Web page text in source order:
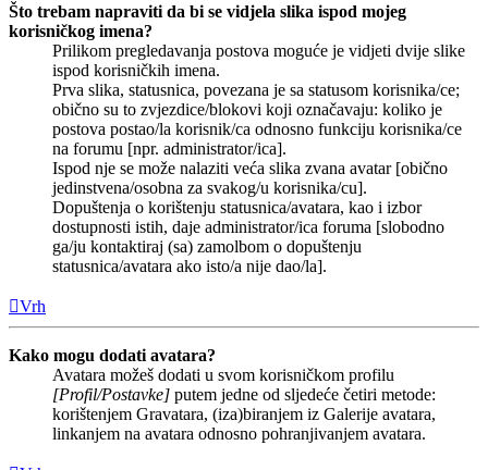
Što trebam napraviti da bi se vidjela slika ispod mojeg
korisničkog imena?
Prilikom pregledavanja postova moguće je vidjeti dvije slike
ispod korisničkih imena.
Prva slika, statusnica, povezana je sa statusom korisnika/ce;
obično su to zvjezdice/blokovi koji označavaju: koliko je
postova postao/la korisnik/ca odnosno funkciju korisnika/ce
na forumu [npr. administrator/ica].
Ispod nje se može nalaziti veća slika zvana avatar [obično
jedinstvena/osobna za svakog/u korisnika/cu].
Dopuštenja o korištenju statusnica/avatara, kao i izbor
dostupnosti istih, daje administrator/ica foruma [slobodno
ga/ju kontaktiraj (sa) zamolbom o dopuštenju
statusnica/avatara ako isto/a nije dao/la].
Vrh
Kako mogu dodati avatara?
Avatara možeš dodati u svom korisničkom profilu
[Profil/Postavke] putem jedne od sljedeće četiri metode:
korištenjem Gravatara, (iza)biranjem iz Galerije avatara,
linkanjem na avatara odnosno pohranjivanjem avatara.